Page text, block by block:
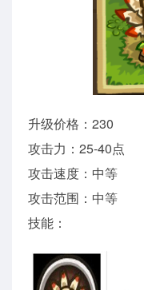
升级价格：230
攻击力：25-40点
攻击速度：中等
攻击范围：中等
技能：